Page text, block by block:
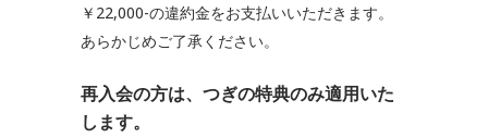
￥22,000-の違約金をお支払いいただきます。
あらかじめご了承ください。
再入会の方は、つぎの特典のみ適用いた
します。